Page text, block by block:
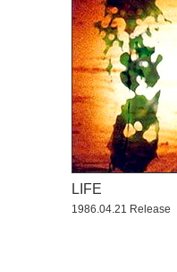
LIFE
1986.04.21 Release